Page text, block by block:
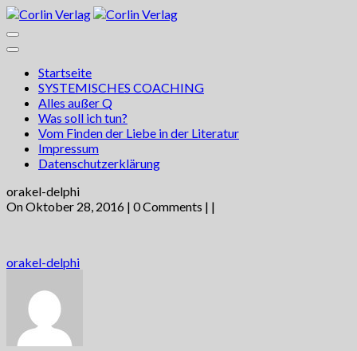
Startseite
SYSTEMISCHES COACHING
Alles außer Q
Was soll ich tun?
Vom Finden der Liebe in der Literatur
Impressum
Datenschutzerklärung
orakel-delphi
On Oktober 28, 2016 | 0 Comments | |
orakel-delphi